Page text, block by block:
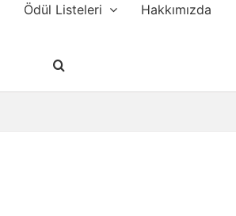
Ödül Listeleri Hakkımızda